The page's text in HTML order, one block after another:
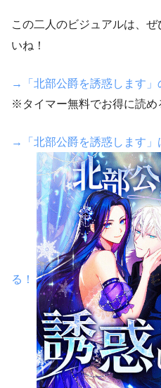
この二人のビジュアルは、
いね！
→「北部公爵を誘惑します」
※タイマー無料でお得に読め
→「北部公爵を誘惑します」
る！